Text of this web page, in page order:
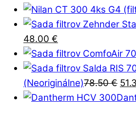
Pôvodná
cena
bola:
86.00 €.
48.00 €
cena
je:
48.00 €.
(Neoriginálne)78.50€